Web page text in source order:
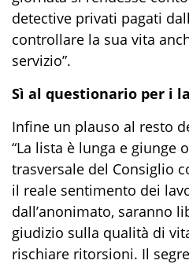
detective privati pagati
controllare la sua vita
servizio”.
Sì al questionario per i
Infine un plauso al resto
“La lista è lunga e giunge
trasversale del Consiglio
il reale sentimento dei
dall’anonimato, saranno
giudizio sulla qualità di
rischiare ritorsioni. Il